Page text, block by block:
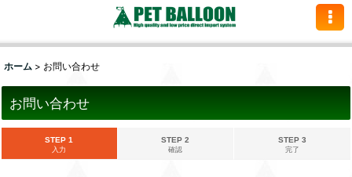
ホーム > お問い合わせ
お問い合わせ
STEP 1
入力
STEP 2
確認
STEP 3
完了